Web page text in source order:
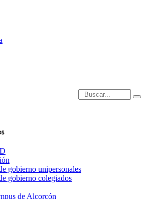
Introduce términos de
gobierno unipersonales
gobierno colegiados
de Alcorcón